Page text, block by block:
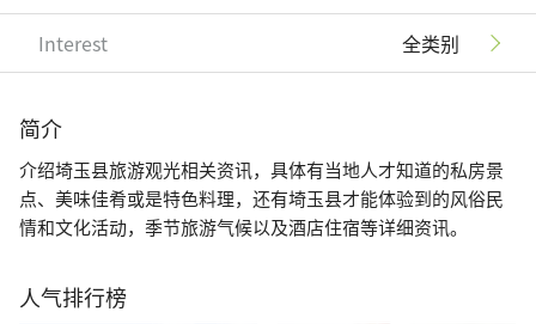
Interest 全类别
简介
介绍埼玉县旅游观光相关资讯，具体有当地人才知道的私房景
点、美味佳肴或是特色料理，还有埼玉县才能体验到的风俗民
情和文化活动，季节旅游气候以及酒店住宿等详细资讯。
人气排行榜